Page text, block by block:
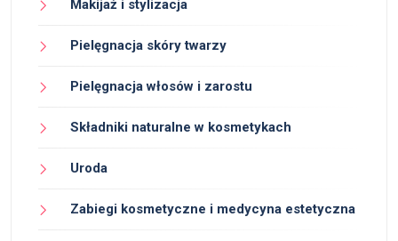
Makijaż i stylizacja
Pielęgnacja skóry twarzy
Pielęgnacja włosów i zarostu
Składniki naturalne w kosmetykach
Uroda
Zabiegi kosmetyczne i medycyna estetyczna